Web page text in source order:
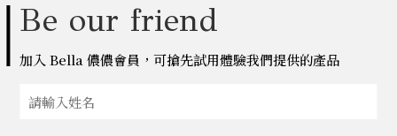
Be our friend
加入 Bella 儂儂會員，可搶先試用體驗我們提供的產品